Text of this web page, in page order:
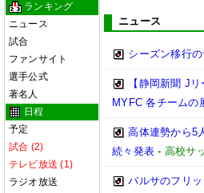
ランキング
ニュース
試合
ファンサイト
選手公式
著名人
日程
予定
試合 (2)
テレビ放送 (1)
ラジオ放送
ニュース
シーズン移行
【静岡新聞 J
MYFC 各チームの
高体連勢から5
続々発表 - 高校サ
バルサのフリ